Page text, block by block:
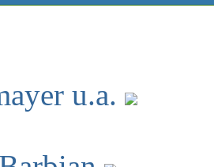
u.a.